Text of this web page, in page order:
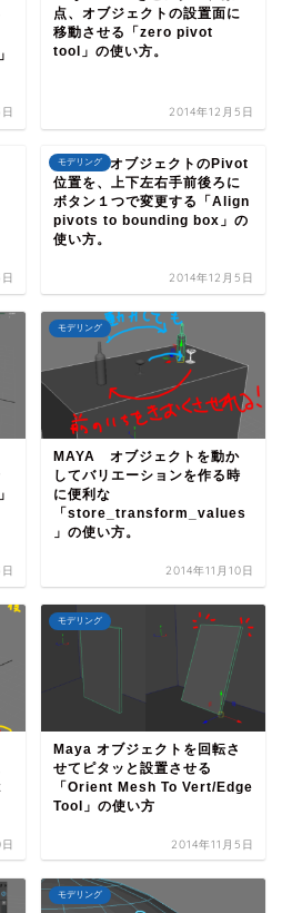
点、オブジェクトの設置面に
移動させる「zero pivot
tool」の使い方。
2014年12月5日
モデリング
MAYA オブジェクトのPivot
位置を、上下左右手前後ろに
ボタン１つで変更する「Align
pivots to bounding box」の
使い方。
2014年12月5日
モデリング
MAYA オブジェクトを動か
してバリエーションを作る時
に便利な
「store_transform_values
」の使い方。
2014年11月10日
モデリング
Maya オブジェクトを回転さ
せてピタッと設置させる
「Orient Mesh To Vert/Edge
Tool」の使い方
2014年11月5日
モデリング